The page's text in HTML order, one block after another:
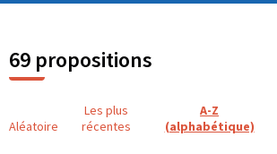
69 propositions
Aléatoire
Les plus
récentes
A-Z
(alphabétique)